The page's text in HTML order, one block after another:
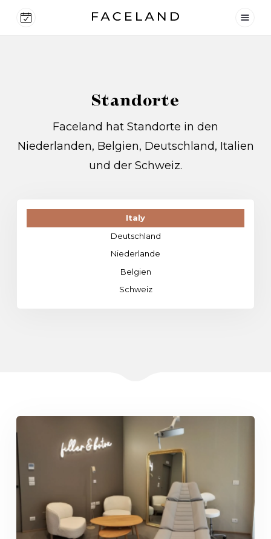
Standorte
Faceland hat Standorte in den
Niederlanden, Belgien, Deutschland, Italien
und der Schweiz.
Italy
Deutschland
Niederlande
Belgien
Schweiz